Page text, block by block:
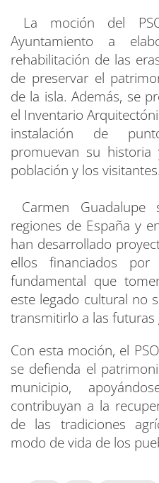
La moción del
Ayuntamiento a
rehabilitación de las
de preservar el
de la isla. Además, se
el Inventario
instalación de
promuevan su
población y los visitantes.
Carmen
regiones de España y
han desarrollado
ellos financiados
fundamental que
este legado cultural no
transmitirlo a las futuras
Con esta moción, el
se defienda el
municipio,
contribuyan a la
de las tradiciones
modo de vida de los